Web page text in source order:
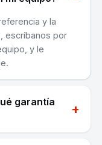
y la
escríbanos por
y le
garantía
+